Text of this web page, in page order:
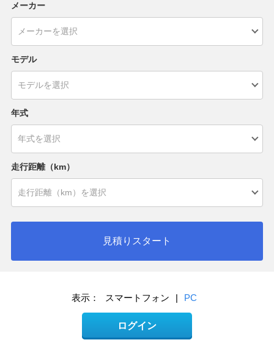
メーカー
モデル
年式
走行距離（km）
見積りスタート
表示： スマートフォン | PC
ログイン